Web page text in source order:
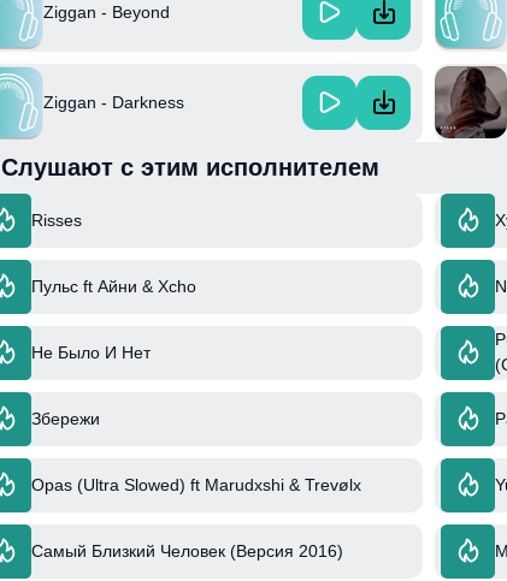
Ziggan - Beyond
Ziggan - Darkness
Слушают с этим исполнителем
Risses
Пульс ft Айни & Xcho
Не Было И Нет
Збережи
Opas (Ultra Slowed) ft Marudxshi & Trevølx
Самый Близкий Человек (Версия 2016)